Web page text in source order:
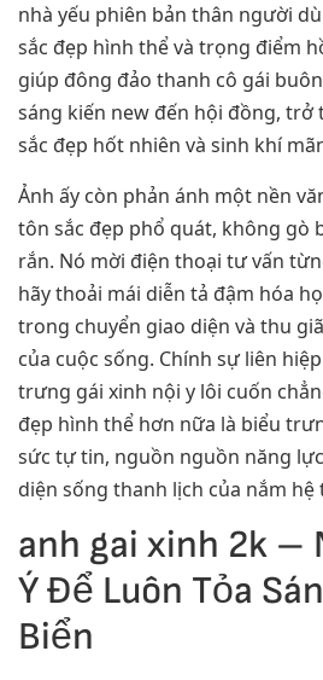
nhà yếu phiên bản thân người
sắc đẹp hình thể và trọng điểm
giúp đông đảo thanh cô gái
sáng kiến new đến hội đồng,
sắc đẹp hốt nhiên và sinh khí
Ảnh ấy còn phản ánh một nền
tôn sắc đẹp phổ quát, không gò
rắn. Nó mời điện thoại tư vấn
hãy thoải mái diễn tả đậm hóa
trong chuyển giao diện và thu
của cuộc sống. Chính sự liên
trưng gái xinh nội y lôi cuốn
đẹp hình thể hơn nữa là biểu
sức tự tin, nguồn nguồn năng
diện sống thanh lịch của nắm
anh gai xinh 2k –
Ý Để Luôn Tỏa
Biển